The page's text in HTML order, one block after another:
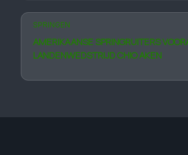
SPRINGEN
AMERIKAANSE SPRINGRUITERS
LANDENWEDSTRIJD CHIO AKEN